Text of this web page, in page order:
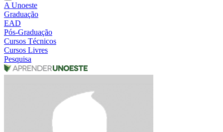
A Unoeste
Graduação
EAD
Pós-Graduação
Cursos Técnicos
Cursos Livres
Pesquisa